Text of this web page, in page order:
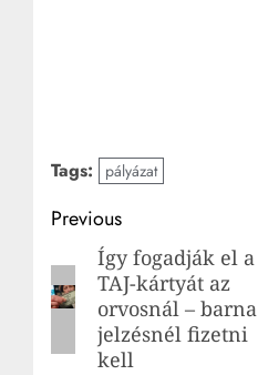
Tags: pályázat
Post
navigation
Previous
Previous
post:
Így fogadják el a
TAJ-kártyát az
orvosnál – barna
jelzésnél fizetni
kell